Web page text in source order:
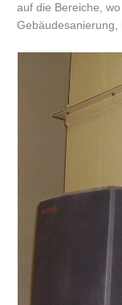
auf die Bereiche,
Gebäudesanierung,